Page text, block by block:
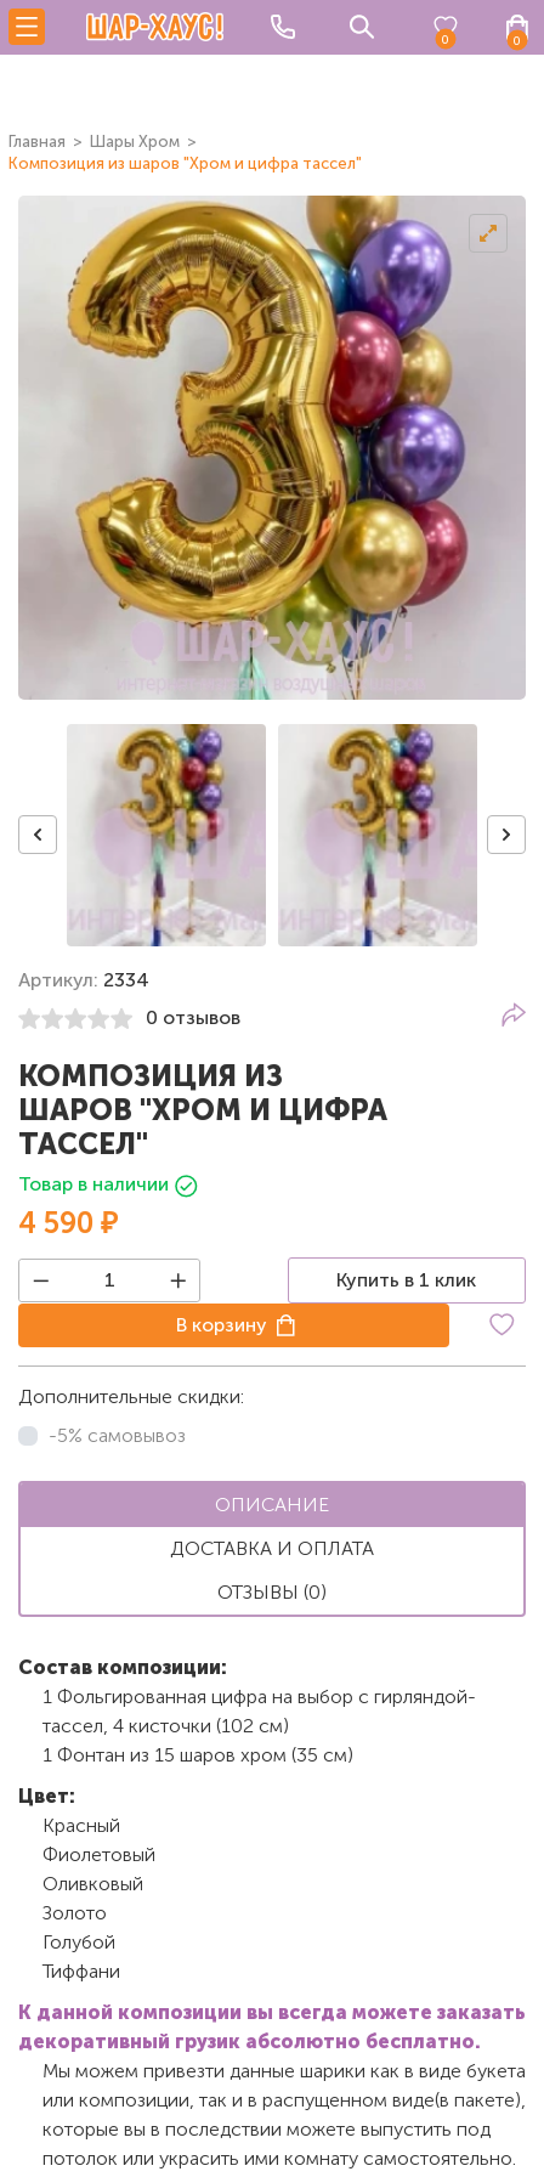
0 0
Главная
Шары Хром
Композиция из шаров "Хром и цифра тассел"
Артикул: 2334
0 отзывов
КОМПОЗИЦИЯ ИЗ
ШАРОВ "ХРОМ И ЦИФРА
ТАССЕЛ"
Товар в наличии
4 590 ₽
Купить в 1 клик
В корзину
Дополнительные скидки:
-5% самовывоз
ОПИСАНИЕ
ДОСТАВКА И ОПЛАТА
ОТЗЫВЫ (0)
Состав композиции:
1 Фольгированная цифра на выбор с гирляндой-
тассел, 4 кисточки (102 см)
1 Фонтан из 15 шаров хром (35 см)
Цвет:
Красный
Фиолетовый
Оливковый
Золото
Голубой
Тиффани
К данной композиции вы всегда можете заказать
декоративный грузик абсолютно бесплатно.
Мы можем привезти данные шарики как в виде букета
или композиции, так и в распущенном виде(в пакете),
которые вы в последствии можете выпустить под
потолок или украсить ими комнату самостоятельно.